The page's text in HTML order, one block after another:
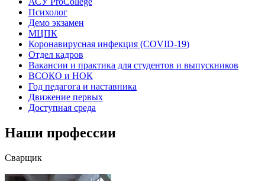
Психолог
Демо экзамен
МЦПК
Коронавирусная инфекция (COVID-19)
Отдел кадров
Вакансии и практика для студентов и выпускников
ВСОКО и НОК
Год педагога и наставника
Движение первых
Доступная среда
Наши профессии
Сварщик